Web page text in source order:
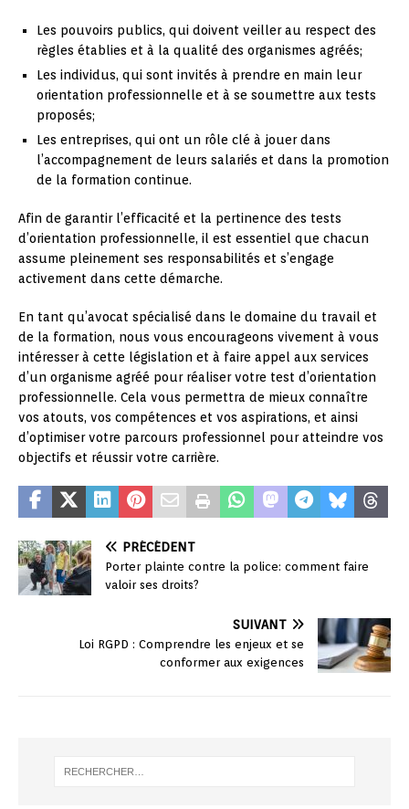
Les pouvoirs publics, qui doivent veiller au respect des
règles établies et à la qualité des organismes agréés;
Les individus, qui sont invités à prendre en main leur
orientation professionnelle et à se soumettre aux tests
proposés;
Les entreprises, qui ont un rôle clé à jouer dans
l’accompagnement de leurs salariés et dans la promotion
de la formation continue.
Afin de garantir l’efficacité et la pertinence des tests
d’orientation professionnelle, il est essentiel que chacun
assume pleinement ses responsabilités et s’engage
activement dans cette démarche.
En tant qu’avocat spécialisé dans le domaine du travail et
de la formation, nous vous encourageons vivement à vous
intéresser à cette législation et à faire appel aux services
d’un organisme agréé pour réaliser votre test d’orientation
professionnelle. Cela vous permettra de mieux connaître
vos atouts, vos compétences et vos aspirations, et ainsi
d’optimiser votre parcours professionnel pour atteindre vos
objectifs et réussir votre carrière.
PRÉCÉDENT
Porter plainte contre la police: comment faire
valoir ses droits?
SUIVANT
Loi RGPD : Comprendre les enjeux et se
conformer aux exigences